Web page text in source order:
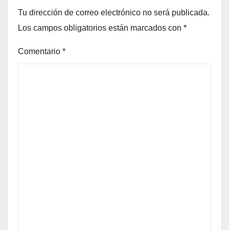
Tu dirección de correo electrónico no será publicada.
Los campos obligatorios están marcados con *
Comentario *